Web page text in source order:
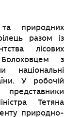
та природних
разом із
лісових
з
національні
У робочій
Тетяна
природно-